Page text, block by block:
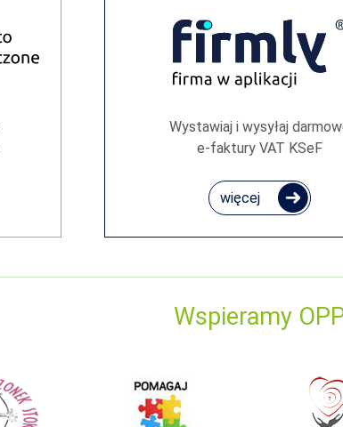
Wystawiaj i wysyłaj
e‑faktury VAT KSeF
więcej
Wspieramy